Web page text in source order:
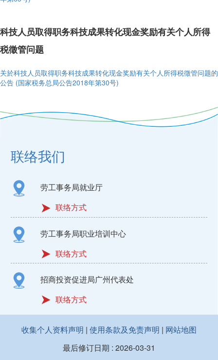
科技人员取得职务科技成果转化现金奖励有关个人所得
税徵管问题
关於科技人员取得职务科技成果转化现金奖励有关个人所得税徵管问题的
公告 (国家税务总局公告2018年第30号)
联络我们
劳工事务局就业厅
联络方式
劳工事务局职业培训中心
联络方式
招商投资促进局广州代表处
联络方式
收集个人资料声明 | 使用条款及免责声明 | 网站地图
最后修订日期 : 2026-03-31